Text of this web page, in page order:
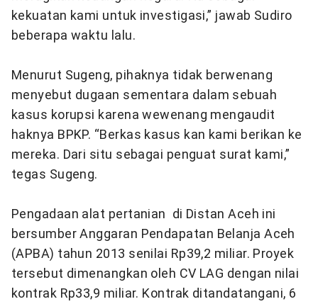
kekuatan kami untuk investigasi,” jawab Sudiro
beberapa waktu lalu.
Menurut Sugeng, pihaknya tidak berwenang
menyebut dugaan sementara dalam sebuah
kasus korupsi karena wewenang mengaudit
haknya BPKP. “Berkas kasus kan kami berikan ke
mereka. Dari situ sebagai penguat surat kami,”
tegas Sugeng.
Pengadaan alat pertanian di Distan Aceh ini
bersumber Anggaran Pendapatan Belanja Aceh
(APBA) tahun 2013 senilai Rp39,2 miliar. Proyek
tersebut dimenangkan oleh CV LAG dengan nilai
kontrak Rp33,9 miliar. Kontrak ditandatangani, 6